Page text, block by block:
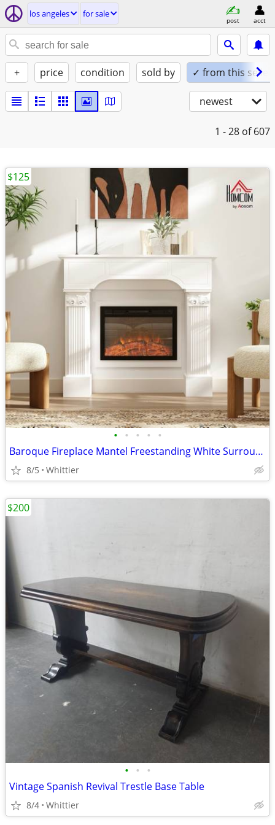
los angeles for sale
post acct
+ price condition sold by ✓ from this seller
newest
1 - 28 of 607
• • • • •
Baroque Fireplace Mantel Freestanding White Surround for Electric Fireplaces (Ne
8/5 Whittier
$125
• • •
Vintage Spanish Revival Trestle Base Table
8/4 Whittier
$200